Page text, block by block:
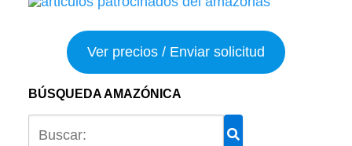
Ver precios / Enviar solicitud
BÚSQUEDA AMAZÓNICA